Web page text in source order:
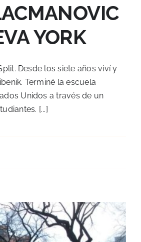
YORK
Desde los siete años viví y
Terminé la escuela
Unidos a través de un
[...]